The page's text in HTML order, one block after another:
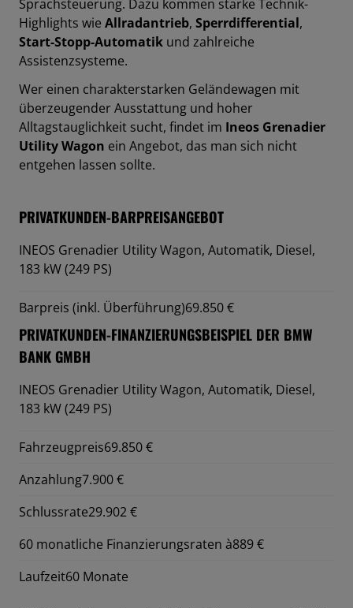
Sprachsteuerung. Dazu kommen starke Technik-
Highlights wie Allradantrieb, Sperrdifferential,
Start-Stopp-Automatik und zahlreiche
Assistenzsysteme.
Wer einen charakterstarken Geländewagen mit
überzeugender Ausstattung und hoher
Alltagstauglichkeit sucht, findet im Ineos Grenadier
Utility Wagon ein Angebot, das man sich nicht
entgehen lassen sollte.
PRIVATKUNDEN-BARPREISANGEBOT
INEOS Grenadier Utility Wagon, Automatik, Diesel,
183 kW (249 PS)
Barpreis (inkl. Überführung)69.850 €
PRIVATKUNDEN-FINANZIERUNGSBEISPIEL DER BMW
BANK GMBH
INEOS Grenadier Utility Wagon, Automatik, Diesel,
183 kW (249 PS)
Fahrzeugpreis69.850 €
Anzahlung7.900 €
Schlussrate29.902 €
60 monatliche Finanzierungsraten à889 €
Laufzeit60 Monate